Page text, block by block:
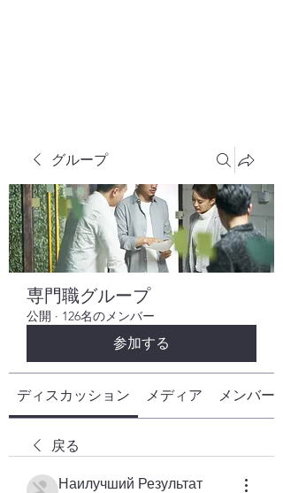
グループ
専門職グループ
公開 · 126名のメンバー
参加する
ディスカッション メディア メンバー
戻る
Наилучший Результат